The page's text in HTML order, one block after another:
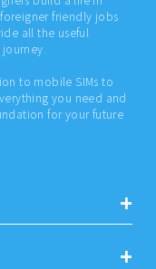
friendly jobs
all the useful
to mobile SIMs to
you need and
for your future